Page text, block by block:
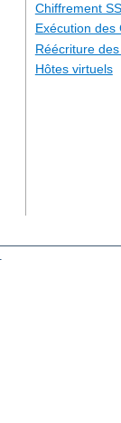
Chiffrement
Exécution des
Réécriture
Hôtes virtuels